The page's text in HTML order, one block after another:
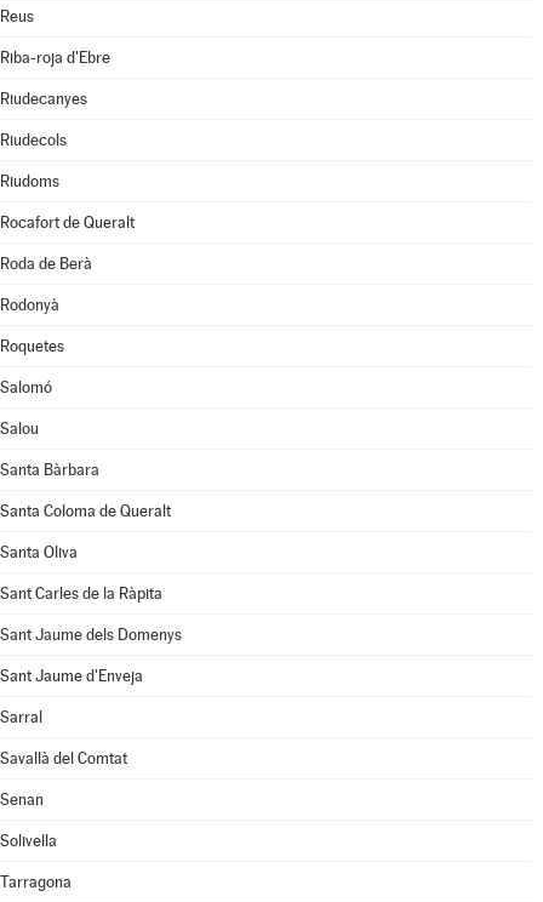
Reus
Riba-roja d'Ebre
Riudecanyes
Riudecols
Riudoms
Rocafort de Queralt
Roda de Berà
Rodonyà
Roquetes
Salomó
Salou
Santa Bàrbara
Santa Coloma de Queralt
Santa Oliva
Sant Carles de la Ràpita
Sant Jaume dels Domenys
Sant Jaume d'Enveja
Sarral
Savallà del Comtat
Senan
Solivella
Tarragona